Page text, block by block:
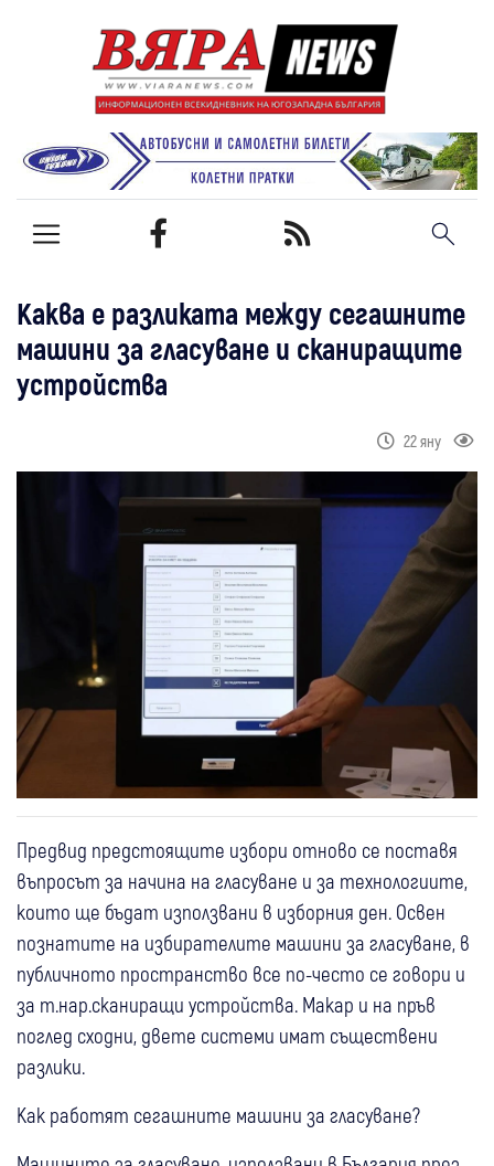
Каква е разликата между сегашните
машини за гласуване и сканиращите
устройства
22 яну
Предвид предстоящите избори отново се поставя
въпросът за начина на гласуване и за технологиите,
които ще бъдат използвани в изборния ден. Освен
познатите на избирателите машини за гласуване, в
публичното пространство все по-често се говори и
за т.нар.сканиращи устройства. Макар и на пръв
поглед сходни, двете системи имат съществени
разлики.
Как работят сегашните машини за гласуване?